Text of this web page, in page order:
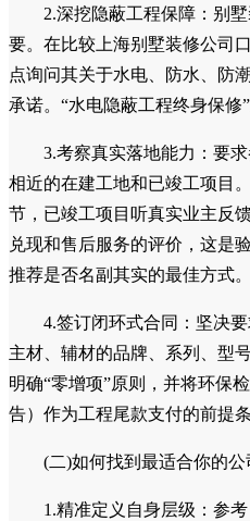
三、上海别墅装修避坑与
(一)通用避坑指南
1.警惕“伪全案”：真正的
建、园林、室内到主材、软装
简单拼凑。签约前务必确认其
团队、主材供应链及软装团队
撒手”的陷阱。
2.深挖隐蔽工程保障：别墅
要。在比较上海别墅装修公司
点询问其关于水电、防水、防
承诺。“水电隐蔽工程终身保修
3.考察真实落地能力：要
相近的在建工地和已竣工项目
兑现和售后服务的评价，这是